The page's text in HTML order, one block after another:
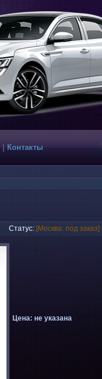
Контакты
Статус: [Москва: под заказ]
Цена: не указана